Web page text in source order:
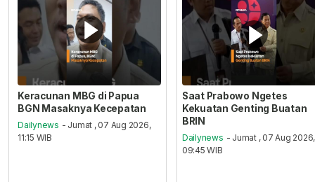
Keracunan MBG di Papua
BGN Masaknya Kecepatan
Dailynews - Jumat , 07 Aug 2026,
11:15 WIB
Saat Prabowo Ngetes
Kekuatan Genting Buatan
BRIN
Dailynews - Jumat , 07 Aug 2026,
09:45 WIB